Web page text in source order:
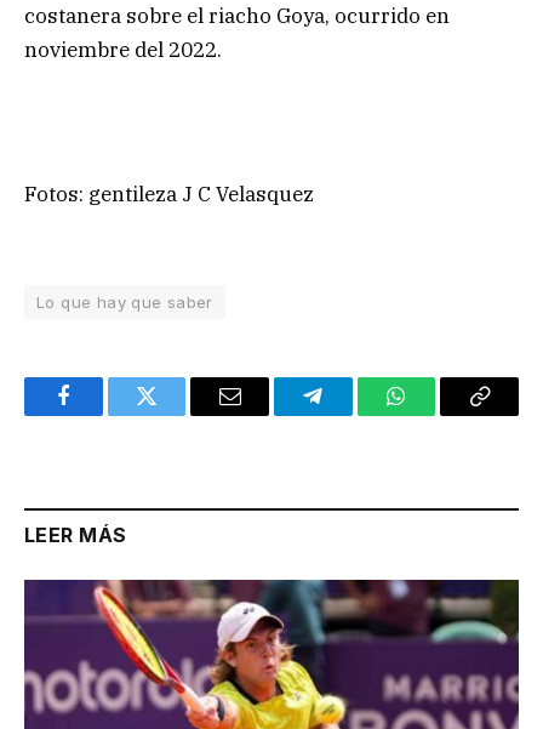
costanera sobre el riacho Goya, ocurrido en
noviembre del 2022.
Fotos: gentileza J C Velasquez
Lo que hay que saber
FacebookTwitter Email TelegramWhatsAppCopy
LEER MÁS